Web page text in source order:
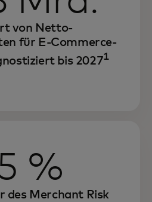
von Netto-
für E-Commerce-
bis 20271
%
des Merchant Risk